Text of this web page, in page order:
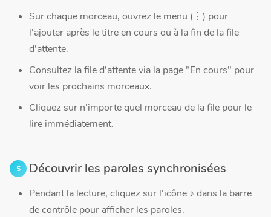
Sur chaque morceau, ouvrez le menu (⋮) pour
l'ajouter après le titre en cours ou à la fin de la file
d'attente.
Consultez la file d'attente via la page "En cours" pour
voir les prochains morceaux.
Cliquez sur n'importe quel morceau de la file pour le
lire immédiatement.
Découvrir les paroles synchronisées
Pendant la lecture, cliquez sur l'icône ♪ dans la barre
de contrôle pour afficher les paroles.